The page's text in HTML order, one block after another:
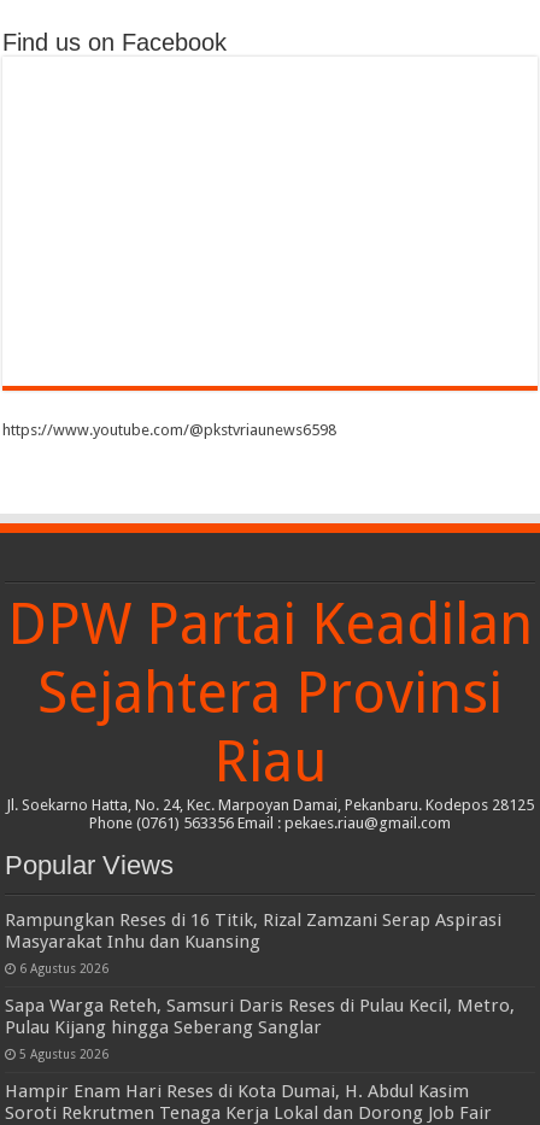
Find us on Facebook
https://www.youtube.com/@pkstvriaunews6598
DPW Partai Keadilan
Sejahtera Provinsi
Riau
Jl. Soekarno Hatta, No. 24, Kec. Marpoyan Damai, Pekanbaru. Kodepos 28125
Phone (0761) 563356 Email : pekaes.riau@gmail.com
Popular Views
Rampungkan Reses di 16 Titik, Rizal Zamzani Serap Aspirasi
Masyarakat Inhu dan Kuansing
6 Agustus 2026
Sapa Warga Reteh, Samsuri Daris Reses di Pulau Kecil, Metro,
Pulau Kijang hingga Seberang Sanglar
5 Agustus 2026
Hampir Enam Hari Reses di Kota Dumai, H. Abdul Kasim
Soroti Rekrutmen Tenaga Kerja Lokal dan Dorong Job Fair